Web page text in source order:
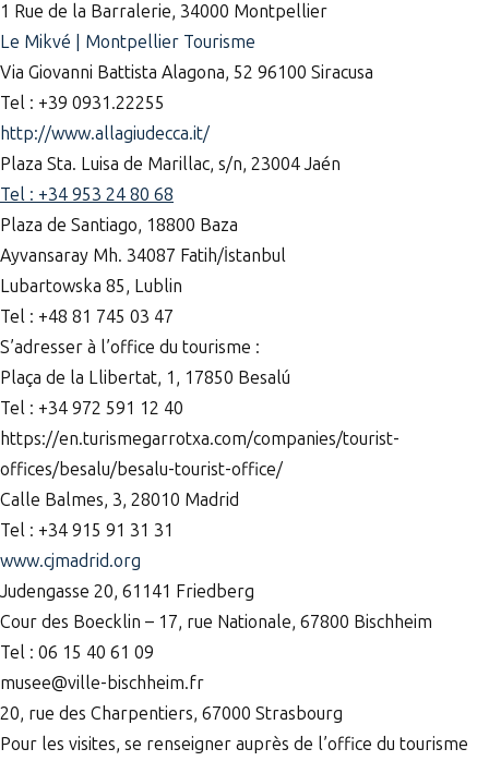
1 Rue de la Barralerie, 34000 Montpellier
Le Mikvé | Montpellier Tourisme
Via Giovanni Battista Alagona, 52 96100 Siracusa
Tel : +39 0931.22255
http://www.allagiudecca.it/
Plaza Sta. Luisa de Marillac, s/n, 23004 Jaén
Tel : +34 953 24 80 68
Plaza de Santiago, 18800 Baza
Ayvansaray Mh. 34087 Fatih/İstanbul
Lubartowska 85, Lublin
Tel : +48 81 745 03 47
S’adresser à l’office du tourisme :
Plaça de la Llibertat, 1, 17850 Besalú
Tel : +34 972 591 12 40
https://en.turismegarrotxa.com/companies/tourist-
offices/besalu/besalu-tourist-office/
Calle Balmes, 3, 28010 Madrid
Tel : +34 915 91 31 31
www.cjmadrid.org
Judengasse 20, 61141 Friedberg
Cour des Boecklin – 17, rue Nationale, 67800 Bischheim
Tel : 06 15 40 61 09
musee@ville-bischheim.fr
20, rue des Charpentiers, 67000 Strasbourg
Pour les visites, se renseigner auprès de l’office du tourisme